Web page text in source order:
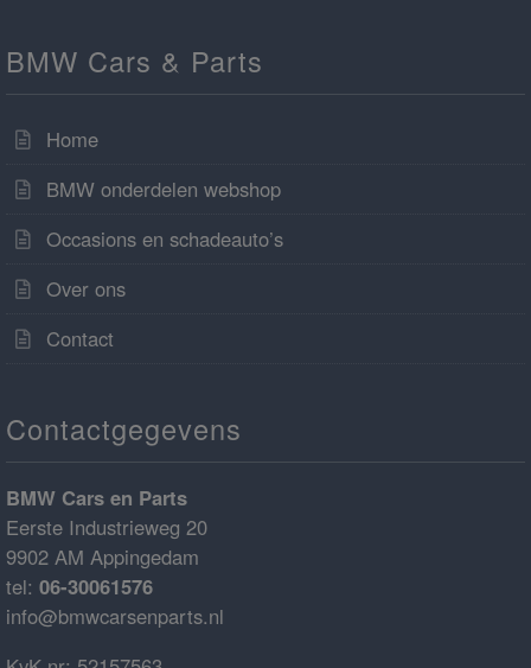
BMW Cars & Parts
Home
BMW onderdelen webshop
Occasions en schadeauto’s
Over ons
Contact
Contactgegevens
BMW Cars en Parts
Eerste Industrieweg 20
9902 AM Appingedam
tel: 06-30061576
info@bmwcarsenparts.nl